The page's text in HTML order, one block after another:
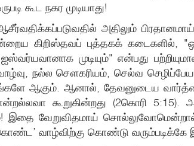
கூட நகர முடியாது!
அதிலும்
கிறிஸ்தவப் புத்தகக் கடைகளில்,
முடியும்" என்பது
நல்ல சௌகரியம், செல்வ
ஆகும். ஆனால், தேவனுடைய
கூறுகின்றது (2கொரி 5:15).
இதை வேறுவிதமாய்
வாழ்விற்கு கொண்டு வரும்படிக்கே